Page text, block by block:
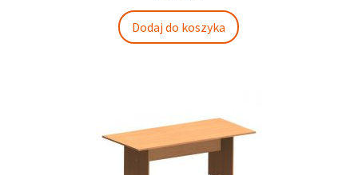
Dodaj do koszyka